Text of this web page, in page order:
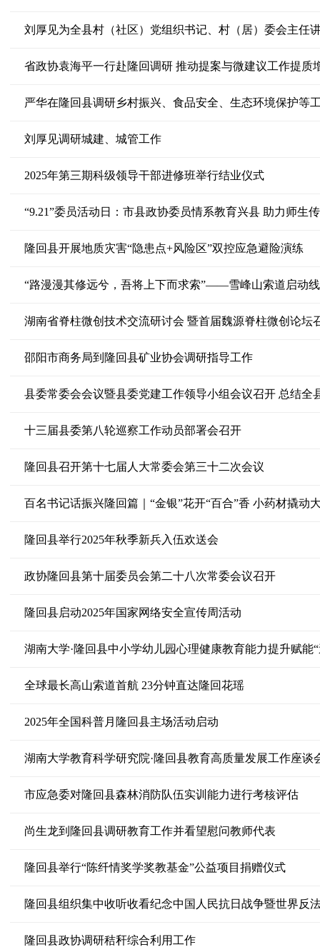
刘厚见为全县村（社区）党组织书记、村（居）委会主任
省政协袁海平一行赴隆回调研 推动提案与微建议工作提质
严华在隆回县调研乡村振兴、食品安全、生态环境保护等
刘厚见调研城建、城管工作
2025年第三期科级领导干部进修班举行结业仪式
“9.21”委员活动日：市县政协委员情系教育兴县 助力师生
隆回县开展地质灾害“隐患点+风险区”双控应急避险演练
“路漫漫其修远兮，吾将上下而求索”——雪峰山索道启动
湖南省脊柱微创技术交流研讨会 暨首届魏源脊柱微创论坛
邵阳市商务局到隆回县矿业协会调研指导工作
县委常委会会议暨县委党建工作领导小组会议召开 总结全
十三届县委第八轮巡察工作动员部署会召开
隆回县召开第十七届人大常委会第三十二次会议
百名书记话振兴隆回篇｜“金银”花开“百合”香 小药材撬动
隆回县举行2025年秋季新兵入伍欢送会
政协隆回县第十届委员会第二十八次常委会议召开
隆回县启动2025年国家网络安全宣传周活动
湖南大学·隆回县中小学幼儿园心理健康教育能力提升赋能
全球最长高山索道首航 23分钟直达隆回花瑶
2025年全国科普月隆回县主场活动启动
湖南大学教育科学研究院·隆回县教育高质量发展工作座谈
市应急委对隆回县森林消防队伍实训能力进行考核评估
尚生龙到隆回县调研教育工作并看望慰问教师代表
隆回县举行“陈纤情奖学奖教基金”公益项目捐赠仪式
隆回县组织集中收听收看纪念中国人民抗日战争暨世界反
隆回县政协调研秸秆综合利用工作